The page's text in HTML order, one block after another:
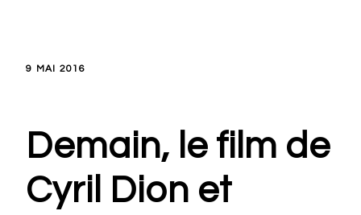
9 MAI 2016
Demain, le film de
Cyril Dion et